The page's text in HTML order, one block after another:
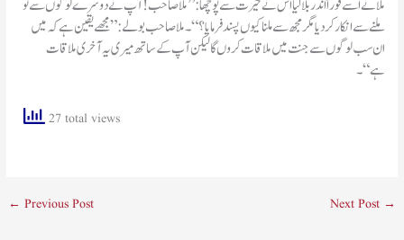
ملا نے اسے فوراً اندر بلا لیا اس نے حیرت سے پوچھا:”ملا صاحب! آپ نے دوسرے لوگوں سے تو
ملنے سے انکار کر دیا مگر مجھ سے ملنا کیوں پسند فرمایا؟“۔ ملا صاحب بولے:”مجھے یقین ہے کہ میں
ان سب لوگوں سے جنت میں ملاقات کروں گا لیکن آپ کے ساتھ میری یہ آخری ملاقات
ہے“۔
27 total views
← Previous Post Next Post →